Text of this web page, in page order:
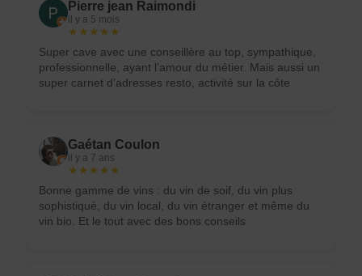
Pierre jean Raimondi
il y a 5 mois
★★★★★
Super cave avec une conseillère au top, sympathique,
professionnelle, ayant l’amour du métier. Mais aussi un
super carnet d’adresses resto, activité sur la côte
Gaétan Coulon
il y a 7 ans
★★★★★
Bonne gamme de vins : du vin de soif, du vin plus
sophistiqué, du vin local, du vin étranger et même du
vin bio. Et le tout avec des bons conseils